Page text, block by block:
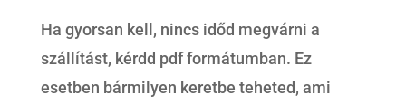
Ha gyorsan kell, nincs időd megvárni a
szállítást, kérdd pdf formátumban. Ez
esetben bármilyen keretbe teheted, ami